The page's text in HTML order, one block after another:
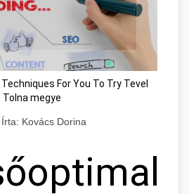
For You To Try Tevel
Tolna megye
Írta: Kovács Dorina